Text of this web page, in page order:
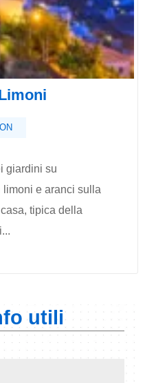
giardini su
limoni e aranci sulla
tipica della
utili